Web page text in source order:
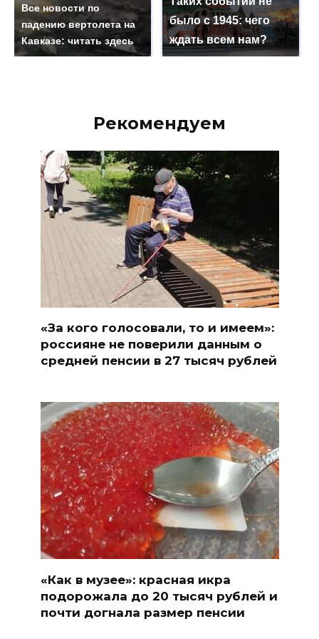
Все новости по
падению вертолета на
Кавказе: читать здесь
было с 1945: чего
ждать всем нам?
Рекомендуем
«За кого голосовали, то и имеем»:
россияне не поверили данным о
средней пенсии в 27 тысяч рублей
«Как в музее»: красная икра
подорожала до 20 тысяч рублей и
почти догнала размер пенсии